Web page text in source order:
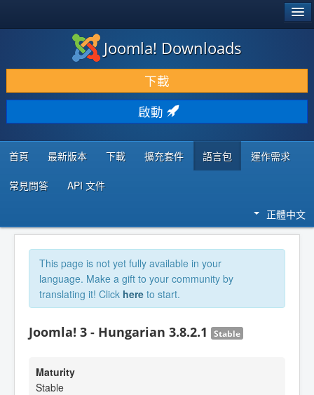
下載 & 擴充
發現 & 學習
社群 & 支援
程式者資源
Joomla! Downloads
下載
啟動
首頁 最新版本 下載 擴充套件 語言包 運作需求
常見問答 API 文件
正體中文
This page is not yet fully available in your
language. Make a gift to your community by
translating it! Click here to start.
Joomla! 3 - Hungarian 3.8.2.1 Stable
Maturity
Stable